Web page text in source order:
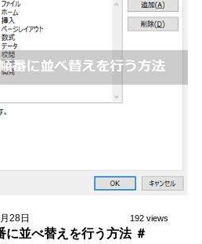
28日 192 views
に並べ替えを行う方法 ＃